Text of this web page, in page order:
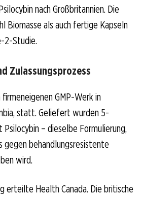
nach Großbritannien. Die
Biomasse als auch fertige Kapseln
2-Studie.
Zulassungsprozess
GMP-Werk in
statt. Geliefert wurden 5-
– dieselbe Formulierung,
gegen behandlungsresistente
wird.
erteilte Health Canada. Die britische